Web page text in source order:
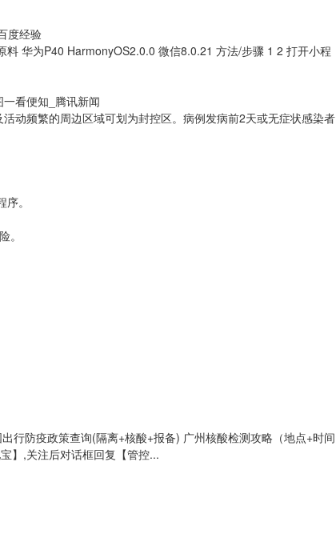
度经验
华为P40 HarmonyOS2.0.0 微信8.0.21 方法/步骤 1 2 打开小程
看便知_腾讯新闻
动频繁的周边区域可划为封控区。病例发病前2天或无症状感染者
。
。
行防疫政策查询(隔离+核酸+报备) 广州核酸检测攻略（地点+时间
】,关注后对话框回复【管控...